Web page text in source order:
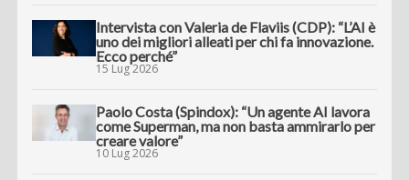
Intervista con Valeria de Flaviis (CDP): “L’AI è
uno dei migliori alleati per chi fa innovazione.
Ecco perché”
15 Lug 2026
Paolo Costa (Spindox): “Un agente AI lavora
come Superman, ma non basta ammirarlo per
creare valore”
10 Lug 2026